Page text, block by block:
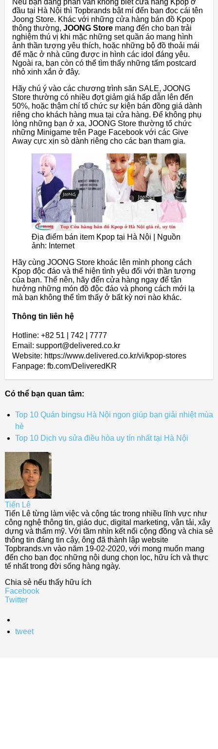
đầu tại Hà Nội thì Topbrands bật mí đến bạn đọc cái tên
Joong Store. Khác với những cửa hàng bán đồ Kpop
thông thường, JOONG Store mang đến cho bạn trải
nghiệm thú vị khi mặc những set quần áo mang hình
ảnh thần tượng yêu thích, hoặc những bộ đồ thoải mái
để mặc ở nhà cũng được in hình các idol đáng yêu.
Ngoài ra, bạn còn có thể tìm thấy những tấm postcard
nhỏ xinh xắn ở đây.
Hãy chú ý vào các chương trình săn SALE, JOONG
Store thường có nhiều đợt giảm giá hấp dẫn lên đến
50%, hoặc thậm chí tổ chức sự kiện bán đồng giá dành
riêng cho khách hàng mua tại cửa hàng. Để không phụ
lòng những bạn ở xa, JOONG Store thường tổ chức
những Minigame trên Page Facebook với các Give
Away cực xịn sò dành riêng cho các bạn tham gia.
Địa điểm bán item Kpop tại Hà Nội | Nguồn
ảnh: Internet
Hãy cùng JOONG Store khoác lên mình phong cách
Kpop độc đáo và thể hiện tình yêu đối với thần tượng
của bạn. Thế nên, hãy đến cửa hàng ngay để tận
hưởng những món đồ độc đáo và phong cách mới lạ
mà bạn không thể tìm thấy ở bất kỳ nơi nào khác.
Thông tin liên hệ
Hotline: +82 51 | 742 | 7777
Email: support@delivered.co.kr
Website: https://www.delivered.co.kr/vi/kpop-stores
Fanpage: fb.com/DeliveredKR
Có thể bạn quan tâm:
Top 10 Quán bingsu Hà Nội ngon giúp bạn giải nhiệt mùa
hè
Top 10 Dịch vụ sửa điều hòa uy tín nhất tại Hà Nội
Tiến Lê
Tiến Lê từng làm việc và cộng tác trong nhiều lĩnh vực như
công nghệ thông tin, giáo dục, digital marketing, vận tải, xây
dựng và thẩm mỹ. Với tầm nhìn kết nối cộng đồng và chia sẻ
thông tin đáng tin cậy, ông đã thành lập website
Topbrands.vn vào năm 19-02-2020, với mong muốn mang
đến cho bạn đọc những nội dung chọn lọc, hữu ích và thực
tế nhất trong đời sống hàng ngày.
Chia sẻ nếu thấy hữu ích
Facebook
Twitter
tweet